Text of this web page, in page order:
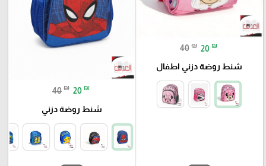
40 ₪ 20 ₪
شنط روضة دزني اطفال
40 ₪ 20 ₪
شنط روضة دزني